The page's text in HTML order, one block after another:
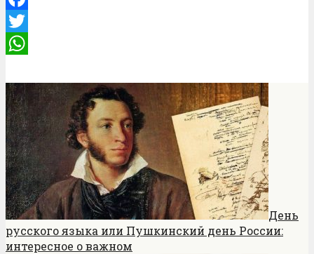
Facebook
Twitter
День
русского языка или Пушкинский день России:
интересное о важном